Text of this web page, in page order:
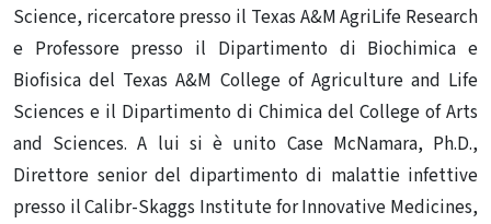
Science, ricercatore presso il Texas A&M AgriLife Research
e Professore presso il Dipartimento di Biochimica e
Biofisica del Texas A&M College of Agriculture and Life
Sciences e il Dipartimento di Chimica del College of Arts
and Sciences. A lui si è unito Case McNamara, Ph.D.,
Direttore senior del dipartimento di malattie infettive
presso il Calibr-Skaggs Institute for Innovative Medicines,